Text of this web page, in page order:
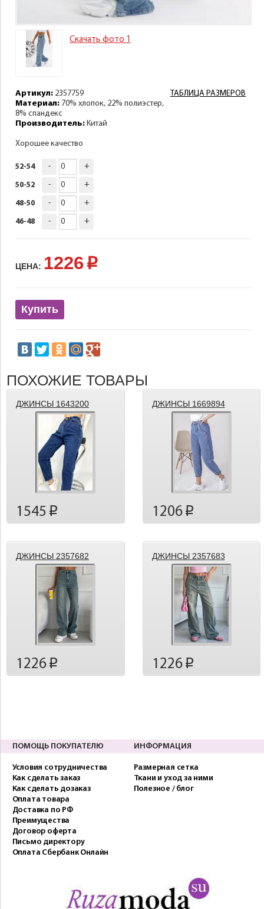
Скачать фото 1
ТАБЛИЦА РАЗМЕРОВ
Артикул: 2357759
Материал: 70% хлопок, 22% полиэстер,
8% спандекс
Производитель: Китай
Хорошее качество
52-54 - +
50-52 - +
48-50 - +
46-48 - +
ЦЕНА: 1226 p
Купить
ПОХОЖИЕ ТОВАРЫ
ДЖИНСЫ 1643200
1545 p
ДЖИНСЫ 1669894
1206p
ДЖИНСЫ 2357682
1226 p
ДЖИНСЫ 2357683
1226p
ПОМОЩЬ ПОКУПАТЕЛЮ
Условия сотрудничества
Как сделать заказ
Как сделать дозаказ
Оплата товара
Доставка по РФ
Преимущества
Договор оферта
Письмо директору
Оплата Сбербанк Онлайн
ИНФОРМАЦИЯ
Размерная сетка
Ткани и уход за ними
Полезное / блог